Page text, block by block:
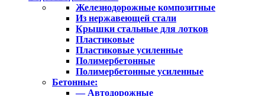
Железнодорожные композитные
Из нержавеющей стали
Крышки стальные для лотков
Пластиковые
Пластиковые усиленные
Полимербетонные
Полимербетонные усиленные
Бетонные:
— Автодорожные